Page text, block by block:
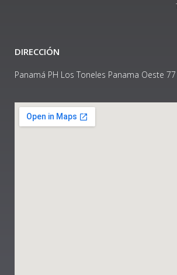
DIRECCIÓN
Panamá PH Los Toneles Panama Oeste